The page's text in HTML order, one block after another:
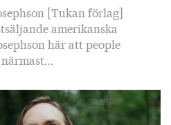
[Tukan förlag]
amerikanska
här att people
närmast…